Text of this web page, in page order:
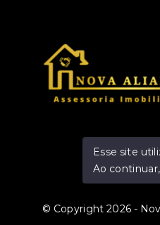
© Copyright 2026 -
Esse site
Ao